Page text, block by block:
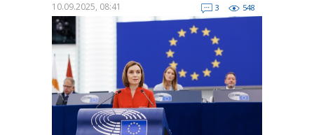
10.09.2025, 08:41 3 548